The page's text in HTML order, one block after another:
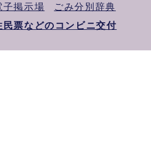
子掲示場
ごみ分別辞典
民票などのコンビニ交付